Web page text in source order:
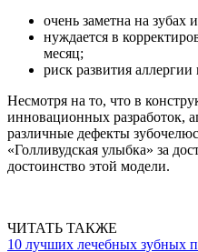
очень заметна на зубах
нуждается в
месяц;
риск развития аллергии
Несмотря на то, что в
инновационных разработок,
различные дефекты
«Голливудская улыбка» за
достоинство этой модели.
ЧИТАТЬ ТАКЖЕ
10 лучших лечебных зубных